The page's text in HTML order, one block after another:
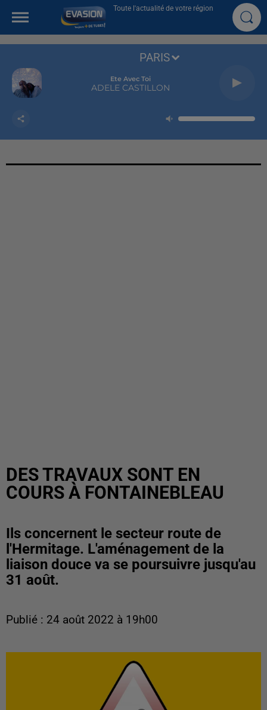
Toute l'actualité de votre région
Ete Avec Toi
ADELE CASTILLON
PARIS
DES TRAVAUX SONT EN
COURS À FONTAINEBLEAU
Ils concernent le secteur route de
l'Hermitage. L'aménagement de la
liaison douce va se poursuivre jusqu'au
31 août.
Publié : 24 août 2022 à 19h00